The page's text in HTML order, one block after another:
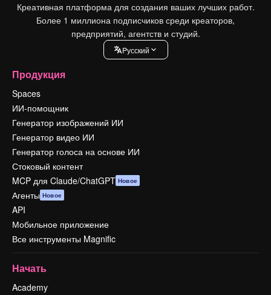
Креативная платформа для создания ваших лучших работ.
Более 1 миллиона подписчиков среди креаторов,
предприятий, агентств и студий.
Pусский
Продукция
Spaces
ИИ-помощник
Генератор изображений ИИ
Генератор видео ИИ
Генератор голоса на основе ИИ
Стоковый контент
MCP для Claude/ChatGPT Новое
Агенты Новое
API
Мобильное приложение
Все инструменты Magnific
Начать
Academy